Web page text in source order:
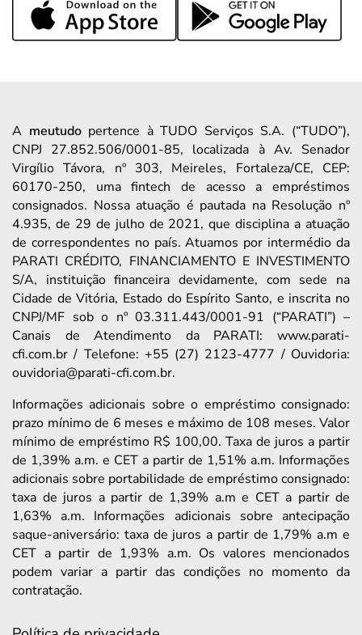
A meutudopertence à TUDO Serviços S.A. (“TUDO”),
CNPJ 27.852.506/0001-85, localizada à Av. Senador
Virgílio Távora, nº 303, Meireles, Fortaleza/CE, CEP:
60170-250, uma fintech de acesso a empréstimos
consignados. Nossa atuação é pautada na Resolução nº
4.935, de 29 de julho de 2021, que disciplina a atuação
de correspondentes no país. Atuamos por intermédio da
PARATI CRÉDITO, FINANCIAMENTO E INVESTIMENTO
S/A, instituição financeira devidamente, com sede na
Cidade de Vitória, Estado do Espírito Santo, e inscrita no
CNPJ/MF sob o nº 03.311.443/0001-91 (“PARATI”) –
Canais de Atendimento da PARATI: www.parati-
cfi.com.br / Telefone: +55 (27) 2123-4777 / Ouvidoria:
ouvidoria@parati-cfi.com.br.
Informações adicionais sobre o empréstimo consignado:
prazo mínimo de 6 meses e máximo de 108 meses. Valor
mínimo de empréstimo R$ 100,00. Taxa de juros a partir
de 1,39% a.m. e CET a partir de 1,51% a.m. Informações
adicionais sobre portabilidade de empréstimo consignado:
taxa de juros a partir de 1,39% a.m e CET a partir de
1,63% a.m. Informações adicionais sobre antecipação
saque-aniversário: taxa de juros a partir de 1,79% a.m e
CET a partir de 1,93% a.m. Os valores mencionados
podem variar a partir das condições no momento da
contratação.